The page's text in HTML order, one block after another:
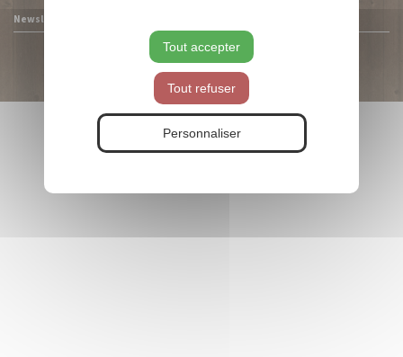
Tout accepter
Tout refuser
Personnaliser
Newsletter